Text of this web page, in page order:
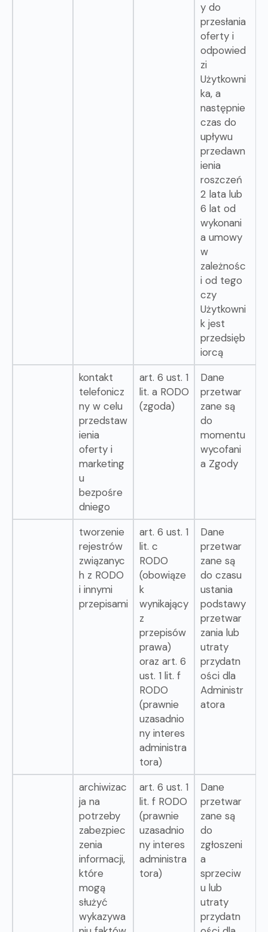
y do
przesłania
oferty i
odpowied
zi
Użytkowni
ka, a
następnie
czas do
upływu
przedawn
ienia
roszczeń
2 lata lub
6 lat od
wykonani
a umowy
w
zależnośc
i od tego
czy
Użytkowni
k jest
przedsięb
iorcą
kontakt
telefonicz
ny w celu
przedstaw
ienia
oferty i
marketing
u
bezpośre
dniego
art. 6 ust. 1
lit. a RODO
(zgoda)
Dane
przetwar
zane są
do
momentu
wycofani
a Zgody
tworzenie
rejestrów
związanyc
h z RODO
i innymi
przepisami
art. 6 ust. 1
lit. c
RODO
(obowiąze
k
wynikający
z
przepisów
prawa)
oraz art. 6
ust. 1 lit. f
RODO
(prawnie
uzasadnio
ny interes
administra
tora)
Dane
przetwar
zane są
do czasu
ustania
podstawy
przetwar
zania lub
utraty
przydatn
ości dla
Administr
atora
archiwizac
ja na
potrzeby
zabezpiec
zenia
informacji,
które
mogą
służyć
wykazywa
art. 6 ust. 1
lit. f RODO
(prawnie
uzasadnio
ny interes
administra
tora)
Dane
przetwar
zane są
do
zgłoszeni
a
sprzeciw
u lub
utraty
przydatn